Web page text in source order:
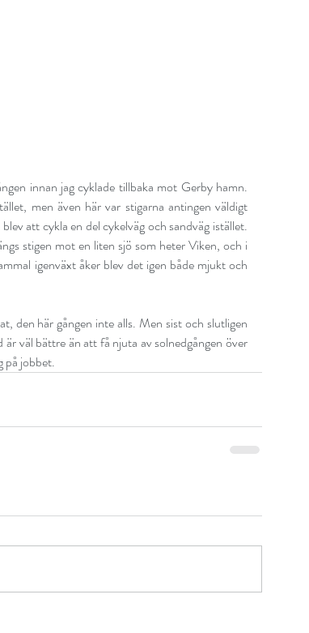
innan jag cyklade tillbaka mot Gerby hamn.
men även här var stigarna antingen väldigt
att cykla en del cykelväg och sandväg istället.
stigen mot en liten sjö som heter Viken, och i
igenväxt åker blev det igen både mjukt och
den här gången inte alls. Men sist och slutligen
väl bättre än att få njuta av solnedgången över
på jobbet.